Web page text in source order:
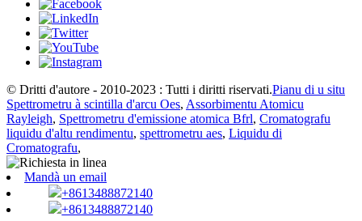
© Dritti d'autore - 2010-2023 : Tutti i diritti riservati.Pianu di u situ
Spettrometru à scintilla d'arcu Oes, Assorbimentu Atomicu
Rayleigh, Spettrometru d'emissione atomica Bfrl, Cromatografu
liquidu d'altu rendimentu, spettrometru aes, Liquidu di
Cromatografu,
Mandà un email
+8613488872140
+8613488872140